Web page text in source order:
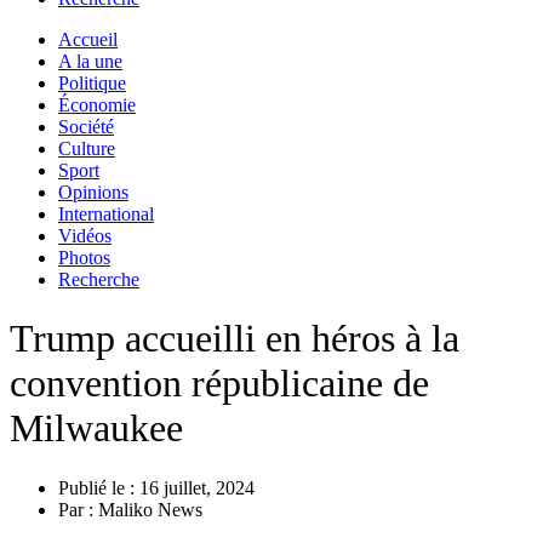
Accueil
A la une
Politique
Économie
Société
Culture
Sport
Opinions
International
Vidéos
Photos
Recherche
Trump accueilli en héros à la
convention républicaine de
Milwaukee
Publié le : 16 juillet, 2024
Par : Maliko News